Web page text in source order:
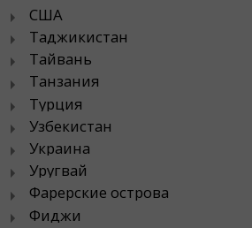
США
Таджикистан
Тайвань
Танзания
Турция
Узбекистан
Украина
Уругвай
Фарерские острова
Фиджи